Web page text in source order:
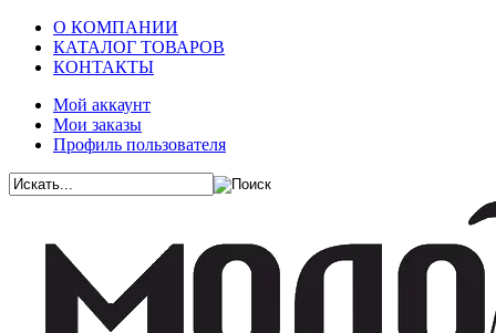
О КОМПАНИИ
КАТАЛОГ ТОВАРОВ
КОНТАКТЫ
Мой аккаунт
Мои заказы
Профиль пользователя